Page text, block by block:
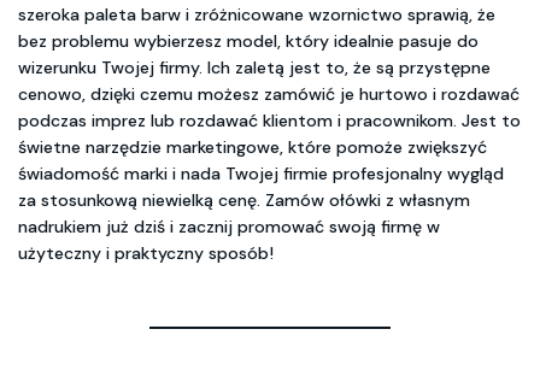
szeroka paleta barw i zróżnicowane wzornictwo sprawią, że
bez problemu wybierzesz model, który idealnie pasuje do
wizerunku Twojej firmy. Ich zaletą jest to, że są przystępne
cenowo, dzięki czemu możesz zamówić je hurtowo i rozdawać
podczas imprez lub rozdawać klientom i pracownikom. Jest to
świetne narzędzie marketingowe, które pomoże zwiększyć
świadomość marki i nada Twojej firmie profesjonalny wygląd
za stosunkową niewielką cenę. Zamów ołówki z własnym
nadrukiem już dziś i zacznij promować swoją firmę w
użyteczny i praktyczny sposób!